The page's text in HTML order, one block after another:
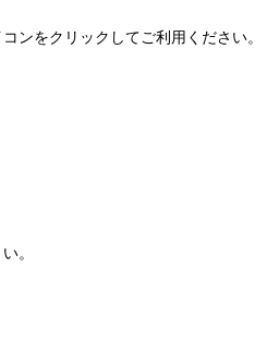
をクリックしてご利用ください。
。